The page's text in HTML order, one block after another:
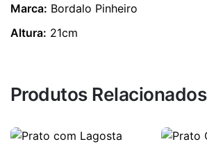
Marca: Bordalo Pinheiro
Altura: 21cm
Produtos Relacionados